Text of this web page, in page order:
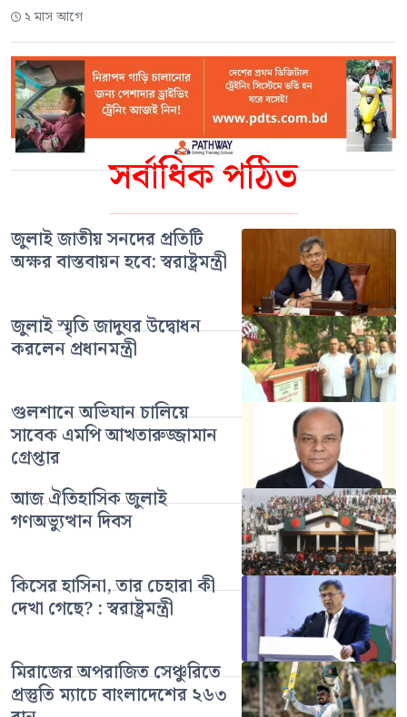
সর্বাধিক পঠিত
জুলাই জাতীয় সনদের প্রতিটি
অক্ষর বাস্তবায়ন হবে: স্বরাষ্ট্রমন্ত্রী
জুলাই স্মৃতি জাদুঘর উদ্বোধন
করলেন প্রধানমন্ত্রী
গুলশানে অভিযান চালিয়ে
সাবেক এমপি আখতারুজ্জামান
গ্রেপ্তার
আজ ঐতিহাসিক জুলাই
গণঅভ্যুত্থান দিবস
কিসের হাসিনা, তার চেহারা কী
দেখা গেছে? : স্বরাষ্ট্রমন্ত্রী
মিরাজের অপরাজিত সেঞ্চুরিতে
প্রস্তুতি ম্যাচে বাংলাদেশের ২৬৩
২ মাস আগে